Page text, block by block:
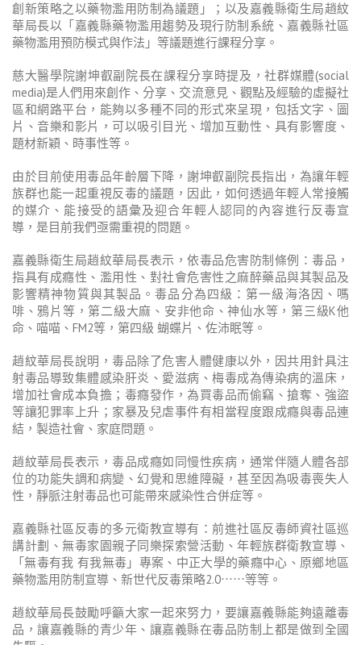
創新策略之以藥物濫用防制為議題」；以及嘉義縣衛生局趙紋
華局長以「嘉義縣藥物濫用趨勢及現行防制系統、嘉義縣社區
藥物濫用預防模式與作法」等議題進行課程分享。
慈大醫學院謝坤叡副院長在課程分享時提及，社群媒體(social
media)是人們用來創作、分享、交流意見、觀點及經驗的虛擬社
區和網路平台，能夠以多種不同的形式來呈現，包括文字、圖
片、音樂和影片，可以吸引目光、增加互動性、具有影響度、
題材新穎、時事性等。
由於目前使用毒品年齡層下降，謝坤叡副院長指出，為讓年輕
族群也能一起重視反毒的議題，因此，如何透過年輕人常接觸
的媒介、能接受的語彙及迎合年輕人認同的內容進行反毒宣
導，是目前我們亟需重視的問題。
嘉義縣衛生局趙紋華局長表示，依毒品危害防制條例：毒品，
指具有成癮性、濫用性、對社會危害性之麻醉藥品與其製品及
影響精神物質與其製品。毒品分為四級：第一級海洛因、嗎
啡、鴉片等，第二級大麻、安非他命、神仙水等，第三級K他
命、喵喵、FM2等，第四級 蝴蝶片、佐沛眠等。
趙紋華局長說明，毒品除了危害人體健康以外，因共用針具注
射毒品導致集體感染肝炎、愛滋病、梅毒成為傳染病的溫床，
增加社會成本負擔；毒癮發作，為買毒品而偷竊、搶奪、強盜
等讓犯罪率上升；家暴及兒虐事件有相當程度跟成癮與毒品連
結，製造社會、家庭問題。
趙紋華局長表示，毒品成癮如同慢性疾病，通常伴隨人體各部
位的功能失調和病變、幻覺和思維障礙，甚至因為吸毒喪失人
性，靜脈注射毒品也可能帶來感染性合併症等。
嘉義縣社區反毒的多元衛教宣導有：前進社區反毒師資社區巡
講計劃、無毒家園親子同樂探索營活動、年輕族群衛教宣導、
「無毒有我 有我無毒」專案、中正大學的藥癮中心、原鄉地區
藥物濫用防制宣導、新世代反毒策略2.0⋯⋯等等。
趙紋華局長鼓勵呼籲大家一起來努力，要讓嘉義縣能夠遠離毒
品，讓嘉義縣的青少年、讓嘉義縣在毒品防制上都是做到全國